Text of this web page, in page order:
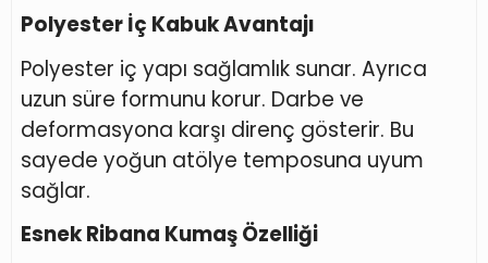
Polyester İç Kabuk Avantajı
Polyester iç yapı sağlamlık sunar. Ayrıca
uzun süre formunu korur. Darbe ve
deformasyona karşı direnç gösterir. Bu
sayede yoğun atölye temposuna uyum
sağlar.
Esnek Ribana Kumaş Özelliği